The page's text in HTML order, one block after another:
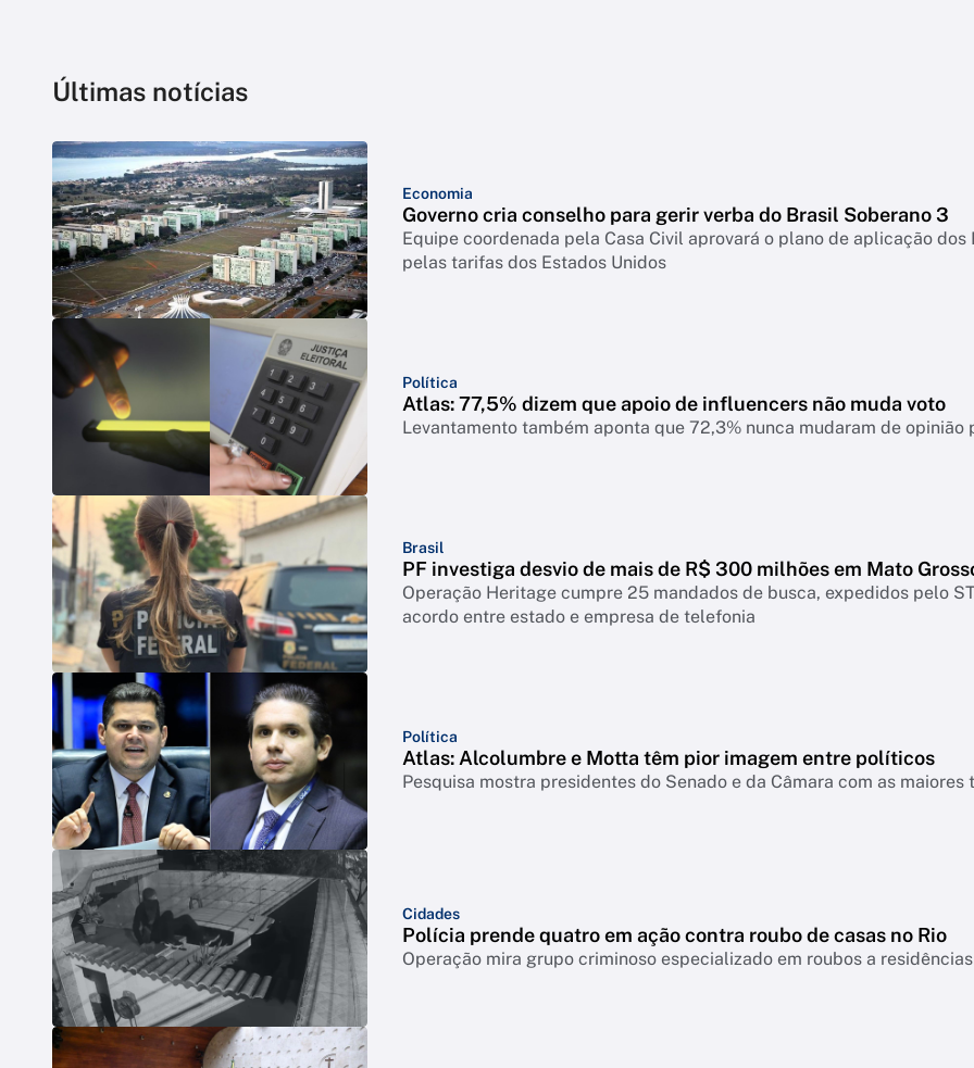
Últimas notícias
Economia
Governo cria conselho para gerir verba do Brasil Soberano 3
Equipe coordenada pela Casa Civil aprovará o plano de aplicação
pelas tarifas dos Estados Unidos
Política
Atlas: 77,5% dizem que apoio de influencers não muda voto
Levantamento também aponta que 72,3% nunca mudaram de
Brasil
PF investiga desvio de mais de R$ 300 milhões em Mato
Operação Heritage cumpre 25 mandados de busca, expedidos pelo
acordo entre estado e empresa de telefonia
Política
Atlas: Alcolumbre e Motta têm pior imagem entre políticos
Pesquisa mostra presidentes do Senado e da Câmara com as
Cidades
Polícia prende quatro em ação contra roubo de casas no Rio
Operação mira grupo criminoso especializado em roubos a